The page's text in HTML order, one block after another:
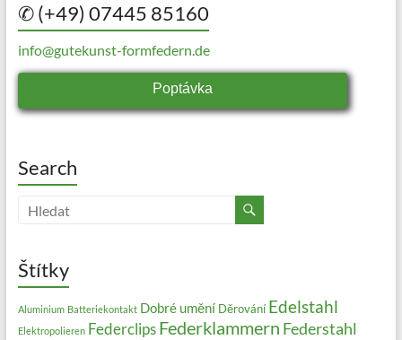
✆ (+49) 07445 85160
info@gutekunst-formfedern.de
Poptávka
Search
Štítky
Aluminium Batteriekontakt Dobré umění Děrování Edelstahl
Elektropolieren Federclips Federklammern Federstahl